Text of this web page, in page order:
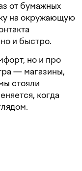
от бумажных
на окружающую
и быстро.
но и про
— магазины,
стояли
когда